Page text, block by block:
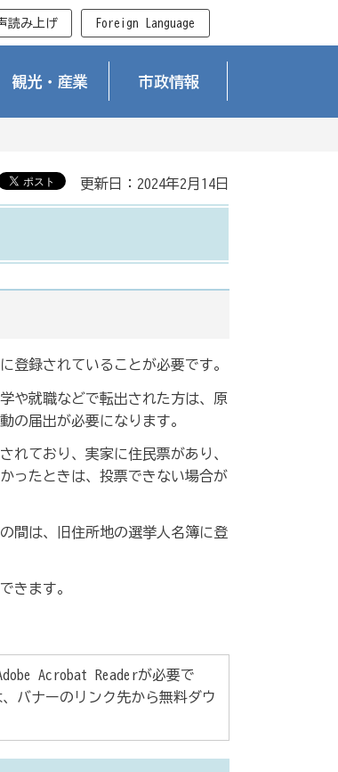
読み上げ Foreign Language
観光・産業 市政情報
更新日：2024年2月14日
登録されていることが必要です。
や就職などで転出された方は、原
の届出が必要になります。
れており、実家に住民票があり、
ったときは、投票できない場合が
間は、旧住所地の選挙人名簿に登
きます。
Acrobat Readerが必要で
バナーのリンク先から無料ダウ